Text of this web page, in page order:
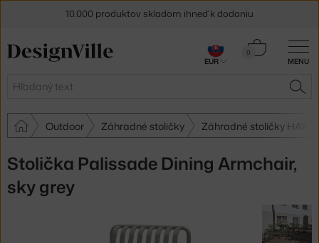
MENU
Hľadať
0
Košík
Outdoor Záhradné stoličky Záhradné stoličky HAY
Stolička Palissade Dining Armchair,
sky grey
10.000 produktov skladom ihneď k dodaniu
30 dní na vrátenie tovaru
EUR